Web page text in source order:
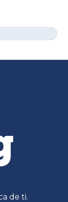
de ti.